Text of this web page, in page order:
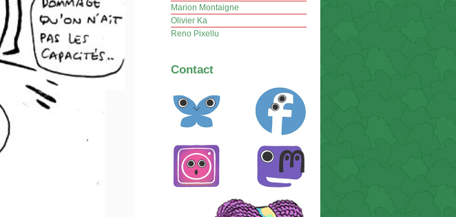
Marion Montaigne
Olivier Ka
Reno Pixellu
Contact